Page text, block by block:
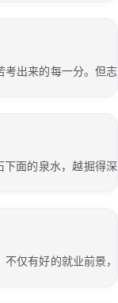
考出来的每一分。但志
面的泉水，越掘得深
仅有好的就业前景，